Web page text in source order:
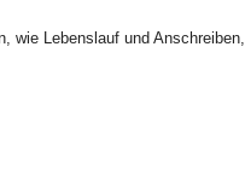
wie Lebenslauf und Anschreiben,